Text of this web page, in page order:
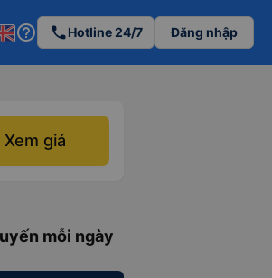
help_outline phoneHotline 24/7 Đăng nhập
Xem giá
mỗi ngày